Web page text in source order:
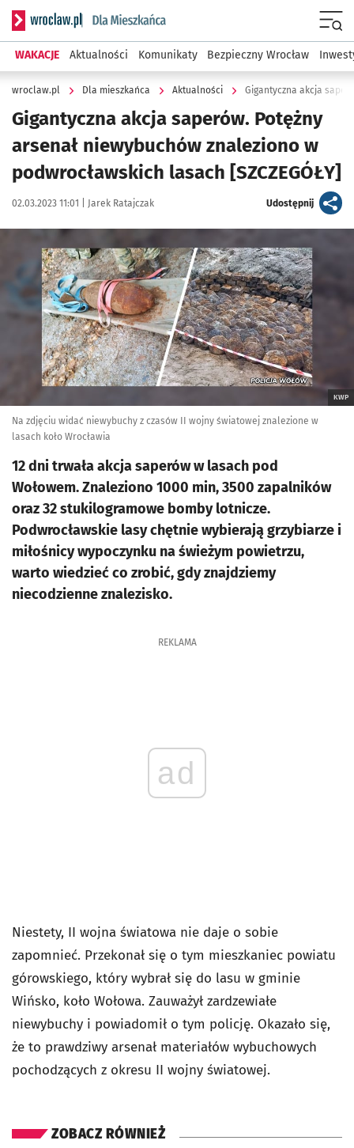
Serwis informacyjny wroclaw.pl podserwis: Dla mieszkańca
WAKACJE Aktualności Komunikaty Bezpieczny Wrocław
wroclaw.pl Dla mieszkańca Aktualności
Gigantyczna akcja saperów. Potężny
arsenał niewybuchów znaleziono w
podwrocławskich lasach [SZCZEGÓŁY]
Data publikacji:
02.03.2023 11:01 | Autor:
Jarek Ratajczak Udostępnijartykuł
Kliknij, aby powiększyć
KWP
Na zdjęciu widać niewybuchy z czasów II wojny światowej znalezione w
lasach koło Wrocławia
12 dni trwała akcja saperów w lasach pod
Wołowem. Znaleziono 1000 min, 3500 zapalników
oraz 32 stukilogramowe bomby lotnicze.
Podwrocławskie lasy chętnie wybierają grzybiarze i
miłośnicy wypoczynku na świeżym powietrzu,
warto wiedzieć co zrobić, gdy znajdziemy
niecodzienne znalezisko.
REKLAMA
ad
Niestety, II wojna światowa nie daje o sobie
zapomnieć. Przekonał się o tym mieszkaniec powiatu
górowskiego, który wybrał się do lasu w gminie
Wińsko, koło Wołowa. Zauważył zardzewiałe
niewybuchy i powiadomił o tym policję. Okazało się,
że to prawdziwy arsenał materiałów wybuchowych
pochodzących z okresu II wojny światowej.
ZOBACZ RÓWNIEŻ